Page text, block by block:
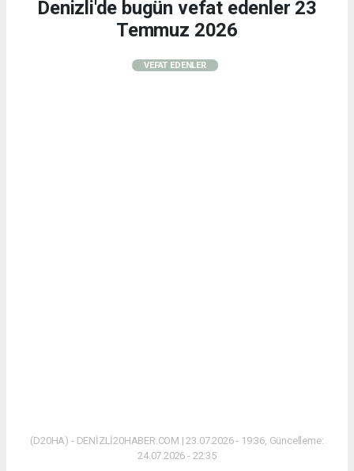
Denizli'de bugün vefat edenler 23
Temmuz 2026
VEFAT EDENLER
(D20HA) - DENİZLİ20HABER.COM | 23.07.2026 - 19:36, Güncelleme:
24.07.2026 - 22:35